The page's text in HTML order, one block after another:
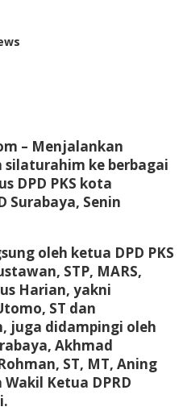
– Menjalankan
ke berbagai
DPD PKS kota
Surabaya, Senin
oleh ketua DPD PKS
STP, MARS,
Harian, yakni
ST dan
juga didampingi oleh
Akhmad
ST, MT, Aning
Ketua DPRD